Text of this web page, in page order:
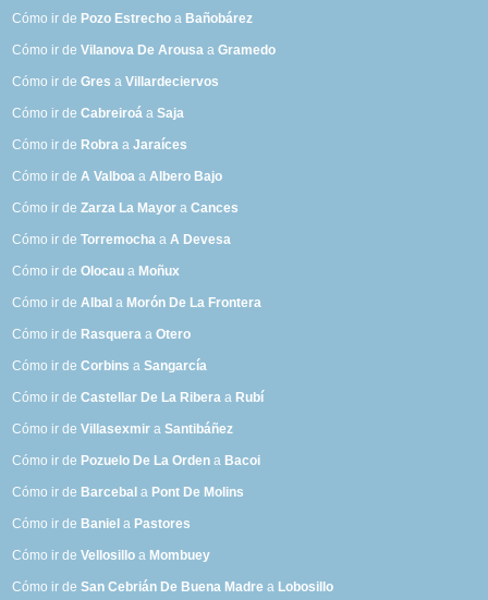
Cómo ir de Pozo Estrecho a Bañobárez
Cómo ir deVilanova De Arousa aGramedo
Cómo ir deGres aVillardeciervos
Cómo ir deCabreiroá aSaja
Cómo ir de Robra aJaraíces
Cómo ir deA Valboa aAlbero Bajo
Cómo ir deZarza La Mayor aCances
Cómo ir deTorremocha aA Devesa
Cómo ir deOlocau a Moñux
Cómo ir deAlbal a Morón De La Frontera
Cómo ir de Rasquera aOtero
Cómo ir deCorbins aSangarcía
Cómo ir deCastellar De La Ribera a Rubí
Cómo ir deVillasexmir aSantibáñez
Cómo ir de Pozuelo De La Orden a Bacoi
Cómo ir de Barcebal a Pont De Molins
Cómo ir de Baniel a Pastores
Cómo ir deVellosillo a Mombuey
Cómo ir deSan Cebrián De Buena Madre a Lobosillo